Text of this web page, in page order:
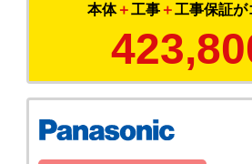
本体＋工事 ＋工事保証が